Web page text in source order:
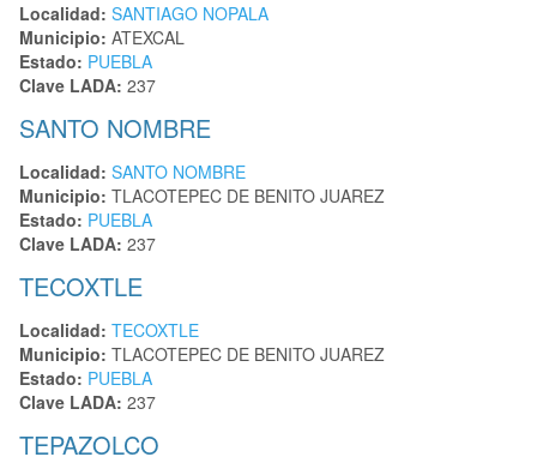
Localidad: SANTIAGO NOPALA
Municipio: ATEXCAL
Estado: PUEBLA
Clave LADA: 237
SANTO NOMBRE
Localidad: SANTO NOMBRE
Municipio: TLACOTEPEC DE BENITO JUAREZ
Estado: PUEBLA
Clave LADA: 237
TECOXTLE
Localidad: TECOXTLE
Municipio: TLACOTEPEC DE BENITO JUAREZ
Estado: PUEBLA
Clave LADA: 237
TEPAZOLCO